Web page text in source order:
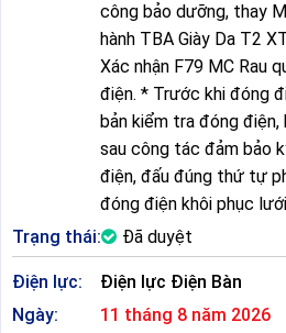
công bảo dưỡng, thay
hành TBA Giày Da T2
Xác nhận F79 MC Rau
điện. * Trước khi đóng
bản kiểm tra đóng
sau công tác đảm bảo
điện, đấu đúng thứ tự
đóng điện khôi phục
Trạng thái:
Đã duyệt
Điện lực:
Điện lực Điện Bàn
Ngày:
11 tháng 8 năm 2026